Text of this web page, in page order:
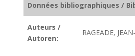
Données bibliographiques /
Auteurs /
Autoren:
RAGEADE,